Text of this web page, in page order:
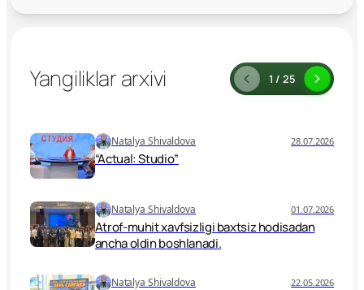
Yangiliklar arxivi 1 / 25
Natalya Shivaldova 28.07.2026
“Actual: Studio”
Natalya Shivaldova 01.07.2026
Atrof-muhit xavfsizligi baxtsiz hodisadan
ancha oldin boshlanadi.
Natalya Shivaldova 22.05.2026